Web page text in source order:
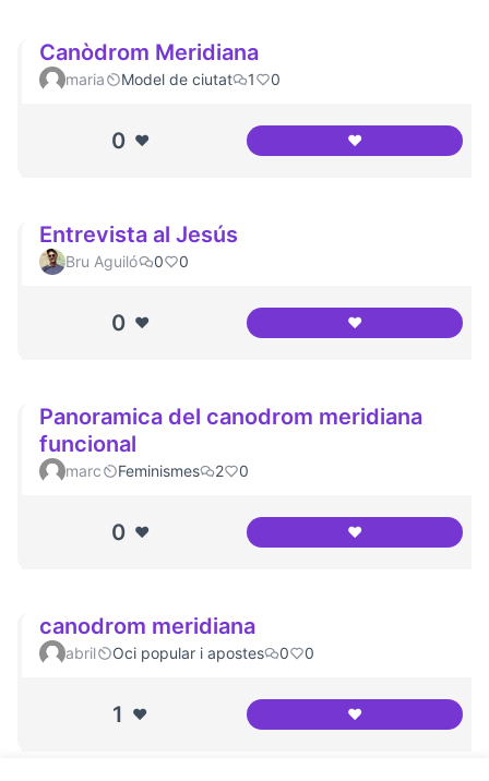
Canòdrom Meridiana
maria Model de ciutat 1 0
0 ❤️ ❤️Canòdrom
Entrevista al Jesús
Bru Aguiló 0 0
0 ❤️ ❤️Entrevista al
Panoramica del canodrom meridiana
funcional
marc Feminismes 2 0
0 ❤️ ❤️Panoramica del
canodrom meridiana
abril Oci popular i apostes 0 0
1 ❤️ ❤️canodrom